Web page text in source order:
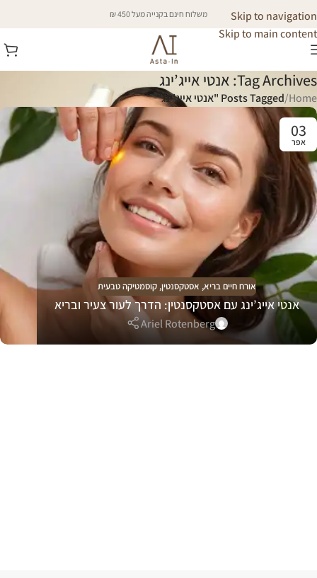
Skip to navigation
Skip to main content
משלוח חינם בקנייה מעל 450 ₪
Tag Archives: אנטי אייג’ינג
Home
/Posts Tagged "אנטי אייג’ינג"
03
אפר
אורח חיים בריא, אסטקסנטין, קוסמטיקה טבעית
אנטי אייג’ינג עם אסטקסנטין: הדרך לעור צעיר ובריא
Ariel Rotenberg